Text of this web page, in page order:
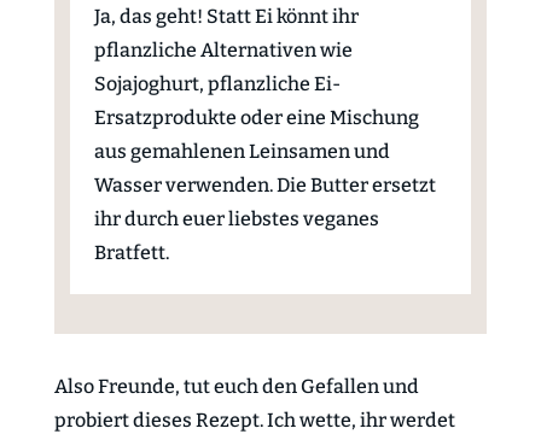
Ja, das geht! Statt Ei könnt ihr
pflanzliche Alternativen wie
Sojajoghurt, pflanzliche Ei-
Ersatzprodukte oder eine Mischung
aus gemahlenen Leinsamen und
Wasser verwenden. Die Butter ersetzt
ihr durch euer liebstes veganes
Bratfett.
Also Freunde, tut euch den Gefallen und
probiert dieses Rezept. Ich wette, ihr werdet